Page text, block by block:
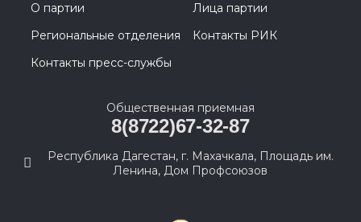
О партии
Лица партии
Региональные отделения
Контакты РИК
Контакты пресс-службы
Общественная приемная
8(8722)67-32-87
Республика Дагестан, г. Махачкала, Площадь им.
Ленина, Дом Профсоюзов